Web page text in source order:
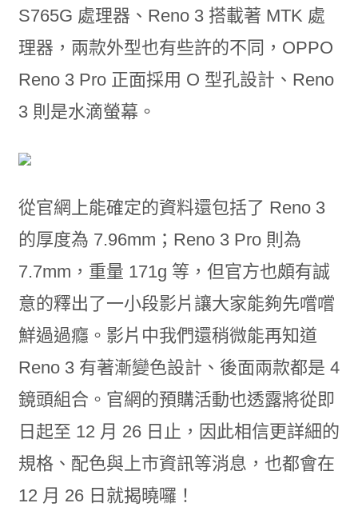
S765G 處理器、Reno 3 搭載著 MTK 處
理器，兩款外型也有些許的不同，OPPO
Reno 3 Pro 正面採用 O 型孔設計、Reno
3 則是水滴螢幕。
從官網上能確定的資料還包括了 Reno 3
的厚度為 7.96mm；Reno 3 Pro 則為
7.7mm，重量 171g 等，但官方也頗有誠
意的釋出了一小段影片讓大家能夠先嚐嚐
鮮過過癮。影片中我們還稍微能再知道
Reno 3 有著漸變色設計、後面兩款都是 4
鏡頭組合。官網的預購活動也透露將從即
日起至 12 月 26 日止，因此相信更詳細的
規格、配色與上市資訊等消息，也都會在
12 月 26 日就揭曉囉！